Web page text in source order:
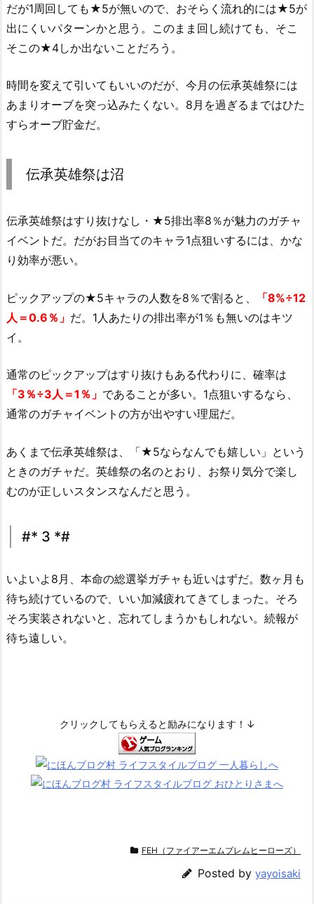
だが1周回しても★5が無いので、おそらく流れ的には★5が
出にくいパターンかと思う。このまま回し続けても、そこ
そこの★4しか出ないことだろう。
時間を変えて引いてもいいのだが、今月の伝承英雄祭には
あまりオーブを突っ込みたくない。8月を過ぎるまではひた
すらオーブ貯金だ。
伝承英雄祭は沼
伝承英雄祭はすり抜けなし・★5排出率8％が魅力のガチャ
イベントだ。だがお目当てのキャラ1点狙いするには、かな
り効率が悪い。
ピックアップの★5キャラの人数を8％で割ると、
「8%÷12
人＝0.6％」 だ。1人あたりの排出率が1％も無いのはキツ
イ。
通常のピックアップはすり抜けもある代わりに、確率は
「3％÷3人＝1％」 であることが多い。1点狙いするなら、
通常のガチャイベントの方が出やすい理屈だ。
あくまで伝承英雄祭は、「★5ならなんでも嬉しい」という
ときのガチャだ。英雄祭の名のとおり、お祭り気分で楽し
むのが正しいスタンスなんだと思う。
#* 3 *#
いよいよ8月、本命の総選挙ガチャも近いはずだ。数ヶ月も
待ち続けているので、いい加減疲れてきてしまった。そろ
そろ実装されないと、忘れてしまうかもしれない。続報が
待ち遠しい。
クリックしてもらえると励みになります！↓
FEH（ファイアーエムブレムヒーローズ）
Posted by yayoisaki